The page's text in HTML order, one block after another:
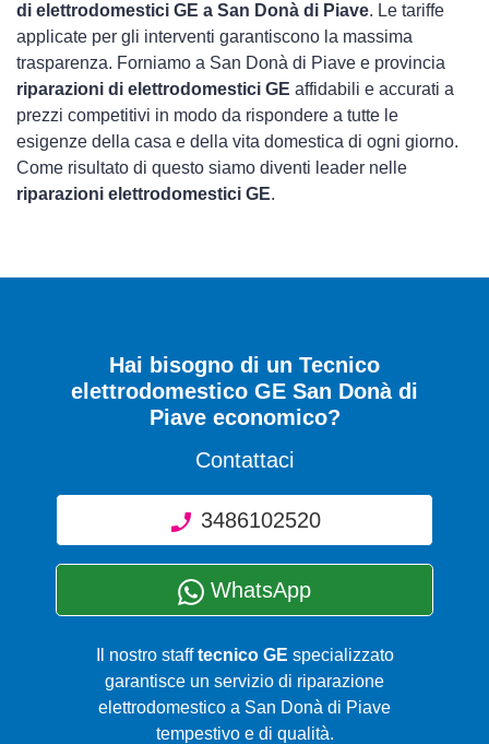
di elettrodomestici GE a San Donà di Piave. Le tariffe
applicate per gli interventi garantiscono la massima
trasparenza. Forniamo a San Donà di Piave e provincia
riparazioni di elettrodomestici GE affidabili e accurati a
prezzi competitivi in modo da rispondere a tutte le
esigenze della casa e della vita domestica di ogni giorno.
Come risultato di questo siamo diventi leader nelle
riparazioni elettrodomestici GE.
Hai bisogno di un Tecnico
elettrodomestico GE San Donà di
Piave economico?
Contattaci
3486102520
WhatsApp
Il nostro stafftecnico GE specializzato
garantisce un servizio di riparazione
elettrodomestico a San Donà di Piave
tempestivo e di qualità.